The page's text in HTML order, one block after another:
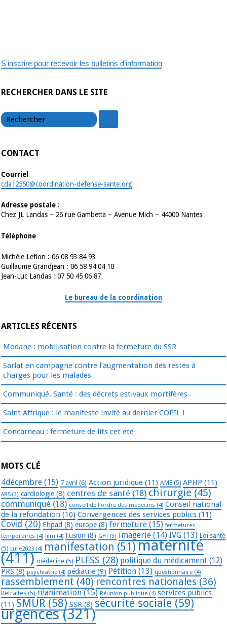
S'inscrire pour recevoir les bulletins d'information
RECHERCHER DANS LE SITE
CONTACT
Courriel
cda12550@coordination-defense-sante.org
Adresse postale :
Chez JL Landas – 26 rue Gambetta – Avenue Mich – 44000 Nantes
Téléphone
Michèle Leflon : 06 08 93 84 93
Guillaume Grandjean : 06 58 94 04 10
Jean-Luc Landas : 07 50 45 06 87
Le bureau de la coordination
ARTICLES RÉCENTS
Modane : mobilisation contre la fermeture du SSR
Sarlat en campagne contre l’augmentation des restes à
charges pour les malades
Communiqué. Santé : des décrets estivaux mortifères
Saint Affrique : le manifeste invité au dernier COPIL !
Concarneau : fermeture de lits cet été
MOTS CLÉ
4décembre (15) 7 avril (6) Action juridique (11) AME (5) APHP (11)
ARS (3) cardiologie (8) centres de santé (18) chirurgie (45)
communiqué (18) conseil de l'ordre des médecins (4) Conseil national
de la refondation (10) Convergences des services publics (11)
Covid (20) Ehpad (8) europe (8) fermeture (15) fermetures
temporaires (4) film (4) Fusion (8) GHT(3) imagerie (14) IVG (13) Loi santé
(5) Lure2023 (4) manifestation (51) maternité
(411) médecine (5) PLFSS (28) politique du médicament (12)
PRS (8) psychiatrie (4) pédiatrie (9) Pétition (13) questionnaire (4)
rassemblement (40) rencontres nationales (36)
Retraites (5) réanimation (15) Réunion publique (4) services publics
(11) SMUR (58) SSR (8) sécurité sociale (59)
urgences(321)